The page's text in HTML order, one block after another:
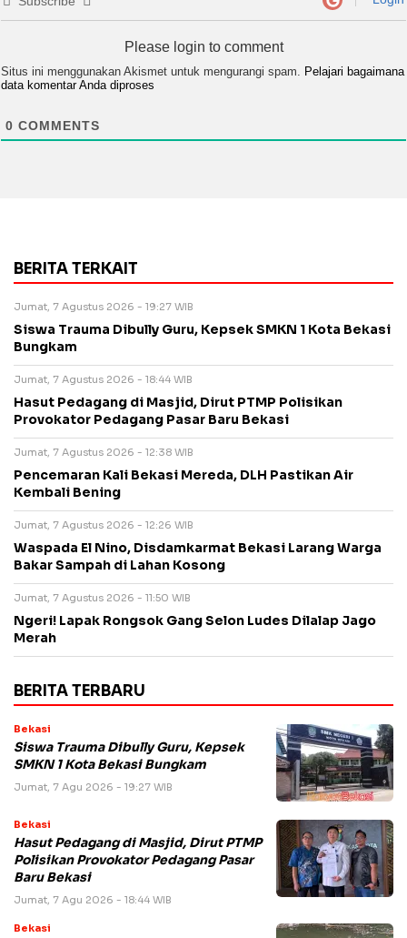
Please login to comment
Situs ini menggunakan Akismet untuk mengurangi spam. Pelajari bagaimana
data komentar Anda diproses
0 COMMENTS
BERITA TERKAIT
Jumat, 7 Agustus 2026 - 19:27 WIB
Siswa Trauma Dibully Guru, Kepsek SMKN 1 Kota Bekasi
Bungkam
Jumat, 7 Agustus 2026 - 18:44 WIB
Hasut Pedagang di Masjid, Dirut PTMP Polisikan
Provokator Pedagang Pasar Baru Bekasi
Jumat, 7 Agustus 2026 - 12:38 WIB
Pencemaran Kali Bekasi Mereda, DLH Pastikan Air
Kembali Bening
Jumat, 7 Agustus 2026 - 12:26 WIB
Waspada El Nino, Disdamkarmat Bekasi Larang Warga
Bakar Sampah di Lahan Kosong
Jumat, 7 Agustus 2026 - 11:50 WIB
Ngeri! Lapak Rongsok Gang Selon Ludes Dilalap Jago
Merah
BERITA TERBARU
Bekasi
Siswa Trauma Dibully Guru, Kepsek
SMKN 1 Kota Bekasi Bungkam
Jumat, 7 Agu 2026 - 19:27 WIB
Bekasi
Hasut Pedagang di Masjid, Dirut PTMP
Polisikan Provokator Pedagang Pasar
Baru Bekasi
Jumat, 7 Agu 2026 - 18:44 WIB
Bekasi